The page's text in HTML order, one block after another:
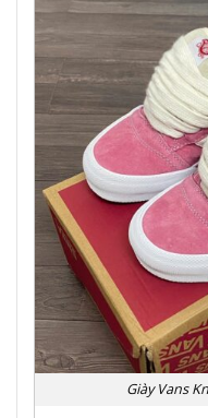
Giày Vans